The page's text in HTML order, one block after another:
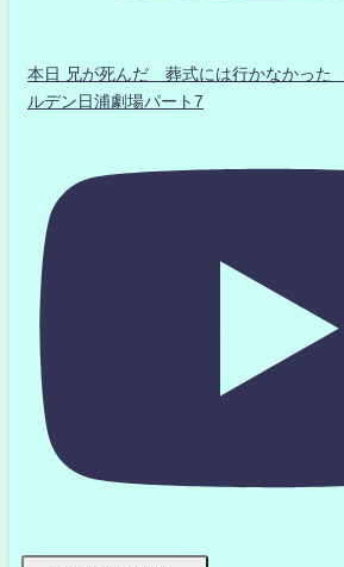
本日 兄が死んだ 葬式には行かなかっ
ルデン日浦劇場パート7